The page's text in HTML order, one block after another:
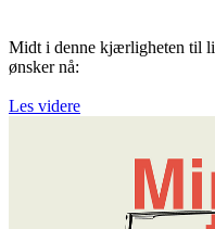
Midt i denne kjærligheten til
ønsker nå:
Les videre